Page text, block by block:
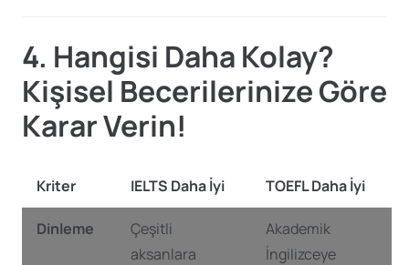
4. Hangisi Daha Kolay?
Kişisel Becerilerinize Göre
Karar Verin!
Kriter IELTS Daha İyi TOEFL Daha İyi
Dinleme
Çeşitli
aksanlara
Akademik
İngilizceye